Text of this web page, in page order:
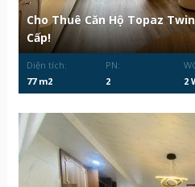
Cho Thuê Căn Hộ Topaz
Cấp!
Diện tích:
77 m2
PN:
2
2